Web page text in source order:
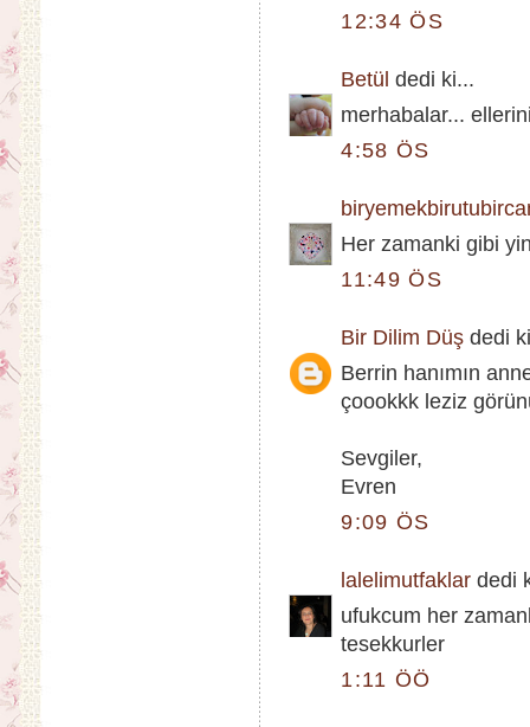
12:34 ÖS
Betül dedi ki...
merhabalar...
4:58 ÖS
Her zamanki gibi
11:49 ÖS
Bir Dilim Düş dedi
Berrin hanımın
çoookkk leziz
Sevgiler,
Evren
9:09 ÖS
lalelimutfaklar dedi
ufukcum her
tesekkurler
1:11 ÖÖ